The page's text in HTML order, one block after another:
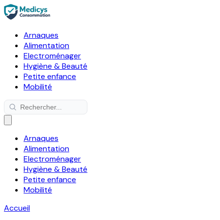
Arnaques
Alimentation
Electroménager
Hygiène & Beauté
Petite enfance
Mobilité
Arnaques
Alimentation
Electroménager
Hygiène & Beauté
Petite enfance
Mobilité
Accueil